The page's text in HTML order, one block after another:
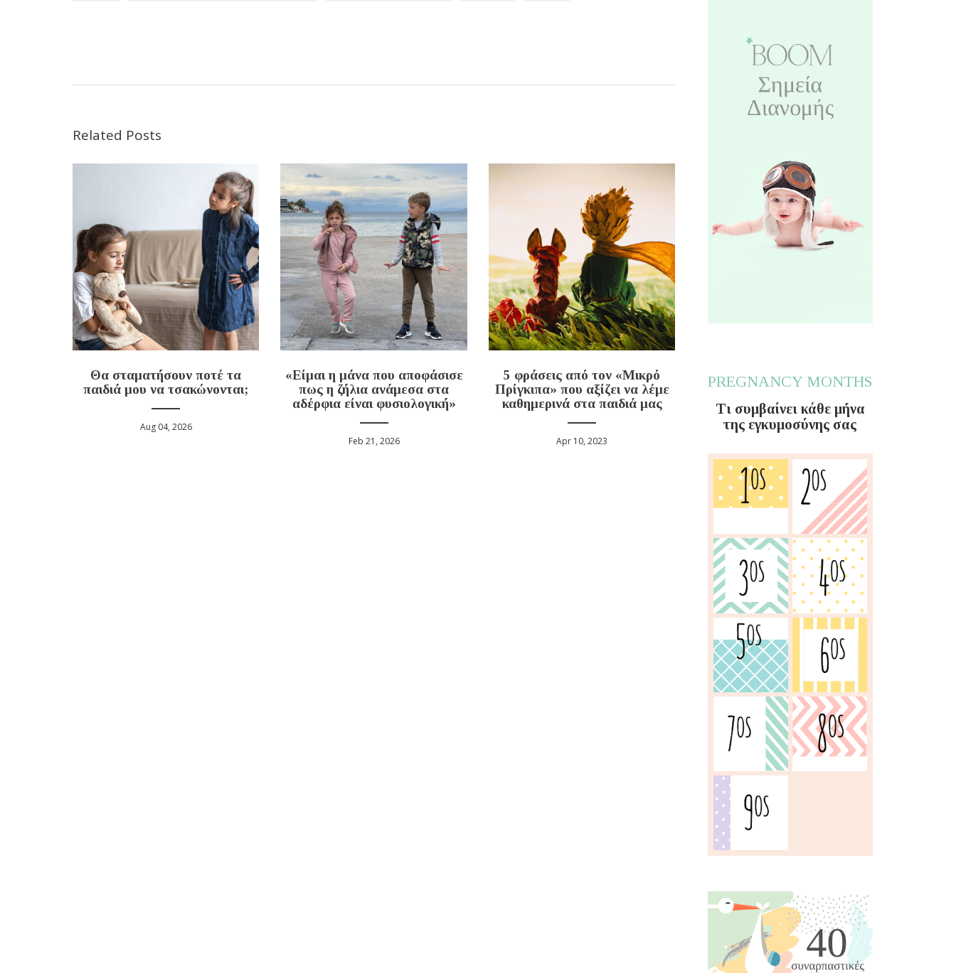
Related Posts
Θα σταματήσουν ποτέ τα
παιδιά μου να τσακώνονται;
Aug 04, 2026
«Είμαι η μάνα που αποφάσισε
πως η ζήλια ανάμεσα στα
αδέρφια είναι φυσιολογική»
Feb 21, 2026
5 φράσεις από τον «Μικρό
Πρίγκιπα» που αξίζει να λέμε
καθημερινά στα παιδιά μας
Apr 10, 2023
PREGNANCY MONTHS
Τι συμβαίνει κάθε μήνα
της εγκυμοσύνης σας